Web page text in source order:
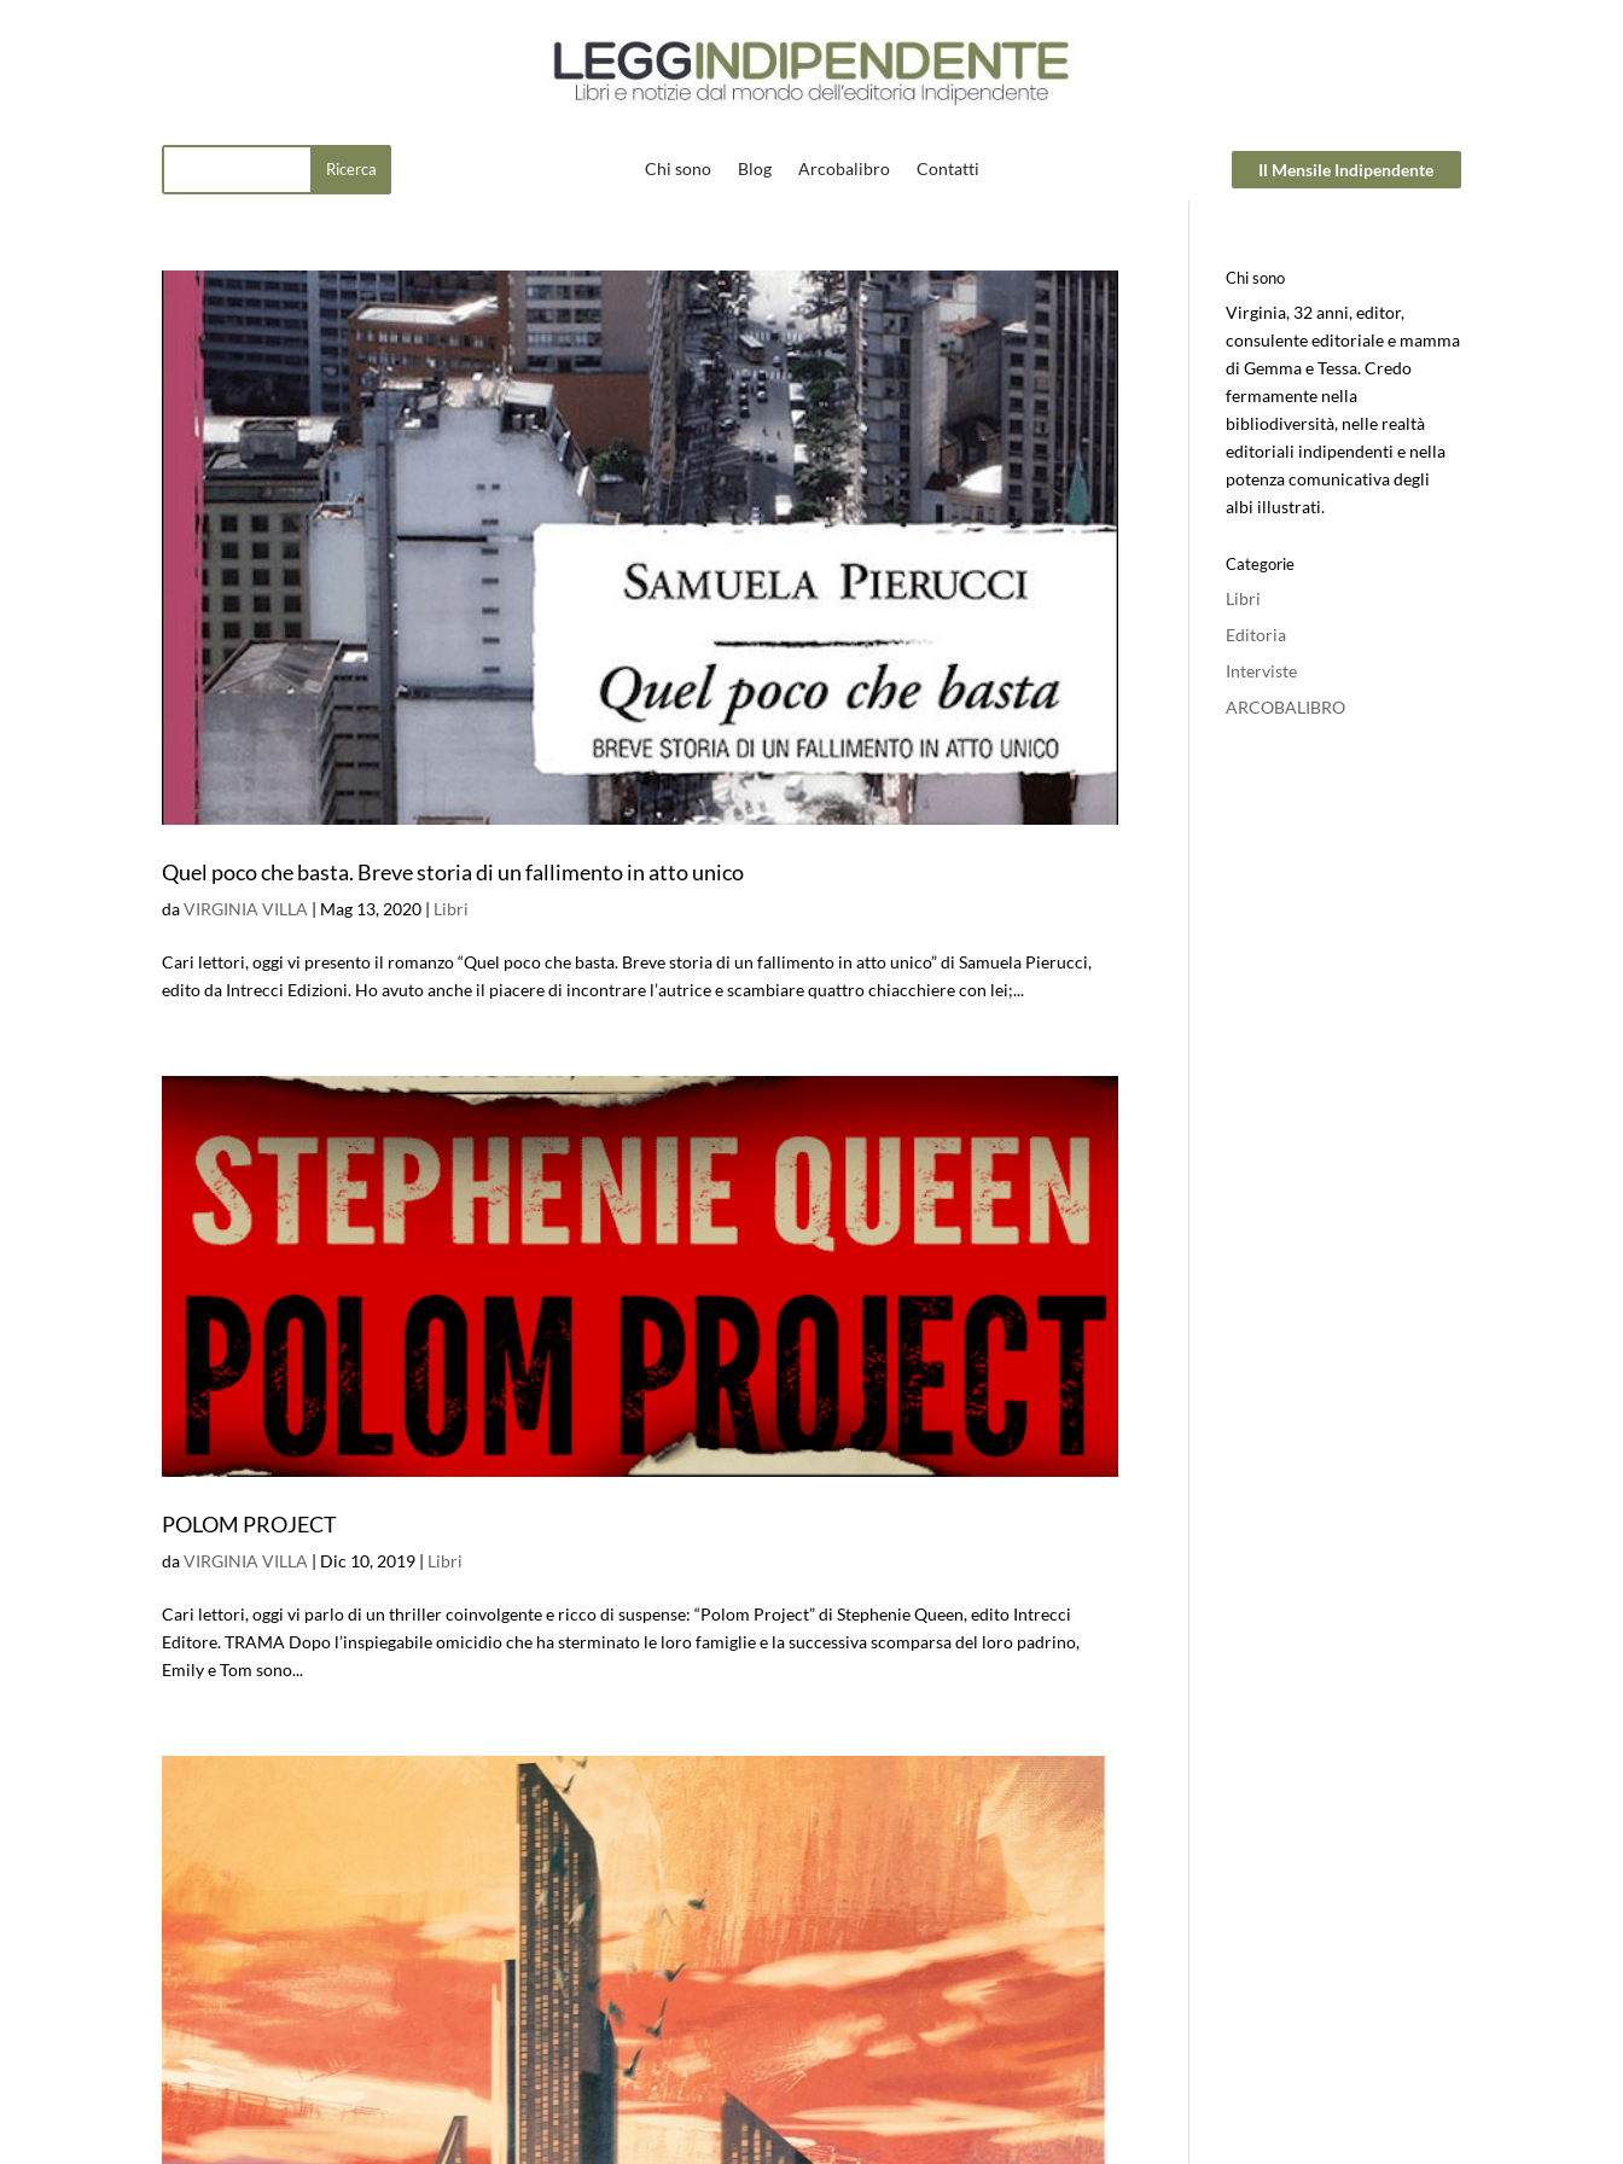
Chi sono Blog Arcobalibro Contatti Il Mensile Indipendente
Quel poco che basta. Breve storia di un fallimento in atto unico
daVIRGINIA VILLA | Mag 13, 2020 | Libri
Cari lettori, oggi vi presento il romanzo “Quel poco che basta. Breve storia di un fallimento in atto unico” di Samuela Pierucci,
edito da Intrecci Edizioni. Ho avuto anche il piacere di incontrare l’autrice e scambiare quattro chiacchiere con lei;...
POLOM PROJECT
daVIRGINIA VILLA | Dic 10, 2019 | Libri
Cari lettori, oggi vi parlo di un thriller coinvolgente e ricco di suspense: “Polom Project” di Stephenie Queen, edito Intrecci
Editore. TRAMA Dopo l’inspiegabile omicidio che ha sterminato le loro famiglie e la successiva scomparsa del loro padrino,
Emily e Tom sono...
Chi sono
Virginia, 32 anni, editor,
consulente editoriale e mamma
di Gemma e Tessa. Credo
fermamente nella
bibliodiversità, nelle realtà
editoriali indipendenti e nella
potenza comunicativa degli
albi illustrati.
Categorie
Libri
Editoria
Interviste
ARCOBALIBRO